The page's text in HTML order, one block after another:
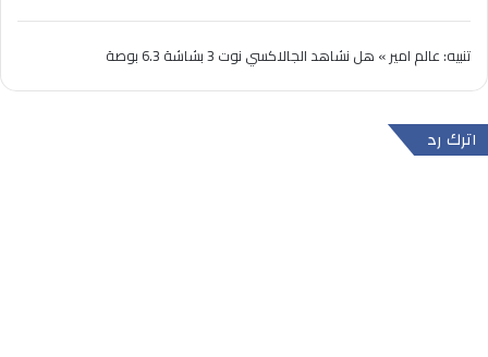
تنبيه:عالم امير » هل نشاهد الجالاكسي نوت 3 بشاشة 6.3 بوصة
اترك رد